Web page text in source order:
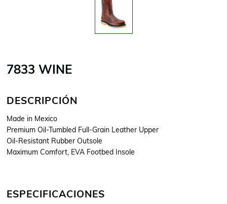
7833 WINE
DESCRIPCIÓN
Made in Mexico
Premium Oil-Tumbled Full-Grain Leather Upper
Oil-Resistant Rubber Outsole
Maximum Comfort, EVA Footbed Insole
ESPECIFICACIONES